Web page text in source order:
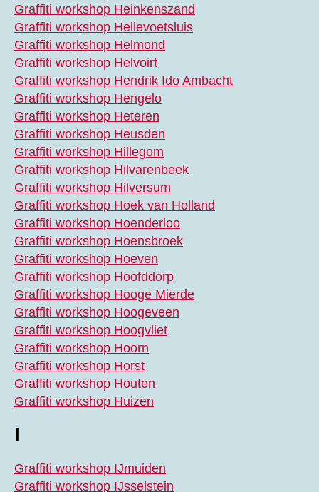
Graffiti workshop Heinkenszand
Graffiti workshop Hellevoetsluis
Graffiti workshop Helmond
Graffiti workshop Helvoirt
Graffiti workshop Hendrik Ido Ambacht
Graffiti workshop Hengelo
Graffiti workshop Heteren
Graffiti workshop Heusden
Graffiti workshop Hillegom
Graffiti workshop Hilvarenbeek
Graffiti workshop Hilversum
Graffiti workshop Hoek van Holland
Graffiti workshop Hoenderloo
Graffiti workshop Hoensbroek
Graffiti workshop Hoeven
Graffiti workshop Hoofddorp
Graffiti workshop Hooge Mierde
Graffiti workshop Hoogeveen
Graffiti workshop Hoogvliet
Graffiti workshop Hoorn
Graffiti workshop Horst
Graffiti workshop Houten
Graffiti workshop Huizen
I
Graffiti workshop IJmuiden
Graffiti workshop IJsselstein